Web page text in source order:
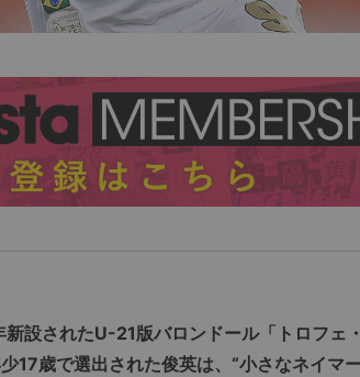
設されたU-21版バロンドール「トロフェ
17歳で選出された俊英は、“小さなネイマ